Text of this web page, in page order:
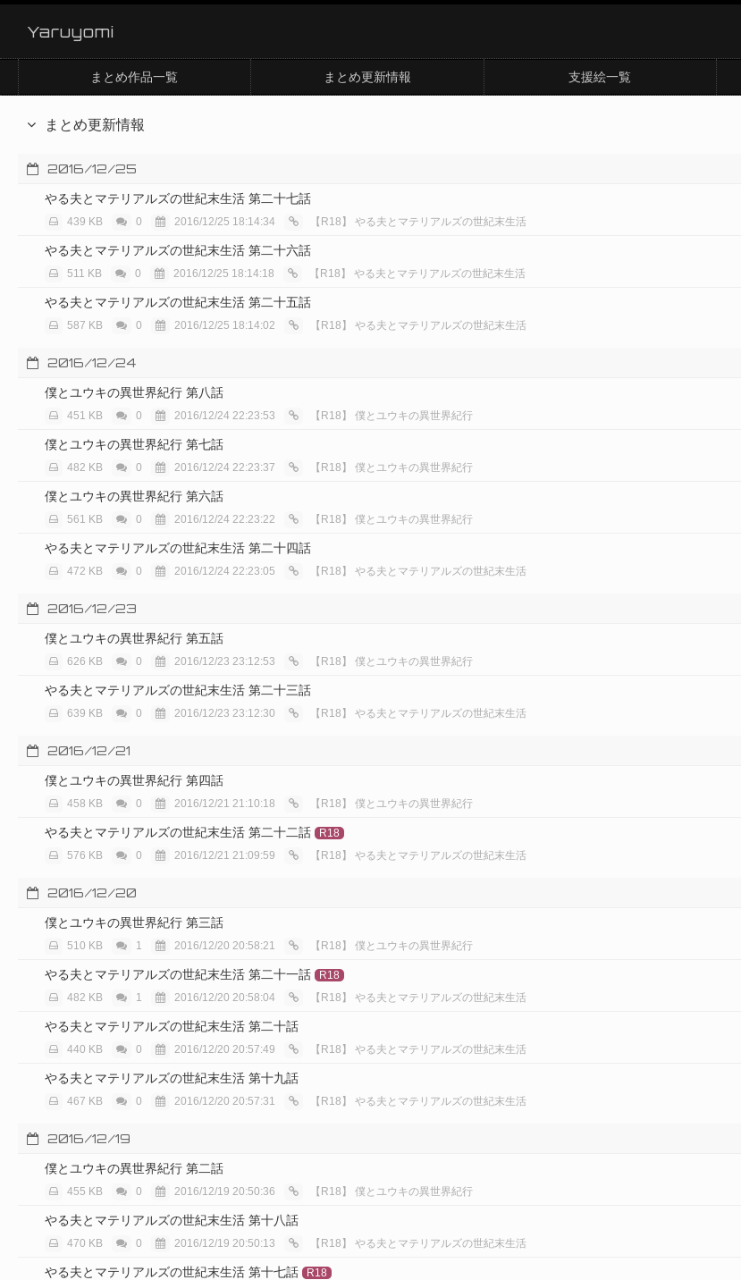
Yaruyomi
まとめ作品一覧 まとめ更新情報 支援絵一覧
まとめ更新情報
2016/12/25
やる夫とマテリアルズの世紀末生活 第二十七話
439 KB 0 2016/12/25 18:14:34 【R18】 やる夫とマテリアルズの世紀末生活
やる夫とマテリアルズの世紀末生活 第二十六話
511 KB 0 2016/12/25 18:14:18 【R18】 やる夫とマテリアルズの世紀末生活
やる夫とマテリアルズの世紀末生活 第二十五話
587 KB 0 2016/12/25 18:14:02 【R18】 やる夫とマテリアルズの世紀末生活
2016/12/24
僕とユウキの異世界紀行 第八話
451 KB 0 2016/12/24 22:23:53 【R18】 僕とユウキの異世界紀行
僕とユウキの異世界紀行 第七話
482 KB 0 2016/12/24 22:23:37 【R18】 僕とユウキの異世界紀行
僕とユウキの異世界紀行 第六話
561 KB 0 2016/12/24 22:23:22 【R18】 僕とユウキの異世界紀行
やる夫とマテリアルズの世紀末生活 第二十四話
472 KB 0 2016/12/24 22:23:05 【R18】 やる夫とマテリアルズの世紀末生活
2016/12/23
僕とユウキの異世界紀行 第五話
626 KB 0 2016/12/23 23:12:53 【R18】 僕とユウキの異世界紀行
やる夫とマテリアルズの世紀末生活 第二十三話
639 KB 0 2016/12/23 23:12:30 【R18】 やる夫とマテリアルズの世紀末生活
2016/12/21
僕とユウキの異世界紀行 第四話
458 KB 0 2016/12/21 21:10:18 【R18】 僕とユウキの異世界紀行
やる夫とマテリアルズの世紀末生活 第二十二話
R18
576 KB
0 2016/12/21 21:09:59 【R18】 やる夫とマテリアルズの世紀末生活
2016/12/20
僕とユウキの異世界紀行 第三話
510 KB 1 2016/12/20 20:58:21 【R18】 僕とユウキの異世界紀行
やる夫とマテリアルズの世紀末生活 第二十一話
R18
482 KB
1 2016/12/20 20:58:04 【R18】 やる夫とマテリアルズの世紀末生活
やる夫とマテリアルズの世紀末生活 第二十話
440 KB 0 2016/12/20 20:57:49 【R18】 やる夫とマテリアルズの世紀末生活
やる夫とマテリアルズの世紀末生活 第十九話
467 KB 0 2016/12/20 20:57:31 【R18】 やる夫とマテリアルズの世紀末生活
2016/12/19
僕とユウキの異世界紀行 第二話
455 KB 0 2016/12/19 20:50:36 【R18】 僕とユウキの異世界紀行
やる夫とマテリアルズの世紀末生活 第十八話
470 KB 0 2016/12/19 20:50:13 【R18】 やる夫とマテリアルズの世紀末生活
やる夫とマテリアルズの世紀末生活 第十七話
R18